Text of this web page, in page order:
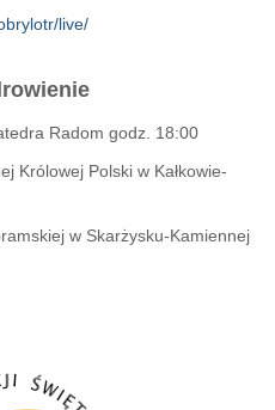
live/
Radom godz. 18:00
Królowej Polski w Kałkowie-
w Skarżysku-Kamiennej